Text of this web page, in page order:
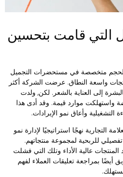
التي قامت بتحسين
متخصصة في مستحضرات التجميل
واسعة النطاق. عرضت الشركة أكثر
إلى العناية بالشعر. لكن, ولدت
موارد قيمة. وقد أدى هذا
وأعاق نمو الإيرادات.
نهجًا استراتيجيًا لإدارة نمو
للربحية لمجموعة منتجاتهم.
عالية الأداء وتلك التي فشلت
بمراجعة تعليقات العملاء لفهم